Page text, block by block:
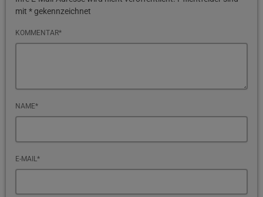
mit * gekennzeichnet
KOMMENTAR*
NAME*
E-MAIL*